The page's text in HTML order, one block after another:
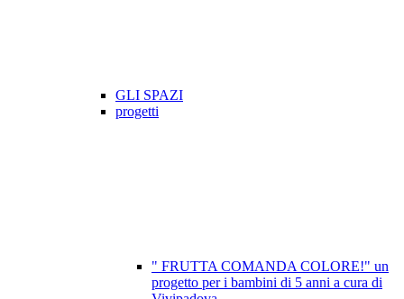
GLI SPAZI
progetti
" FRUTTA COMANDA COLORE!" un
progetto per i bambini di 5 anni a cura di